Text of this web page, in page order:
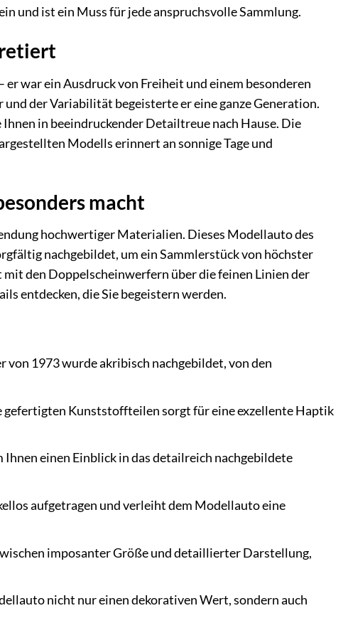
und ist ein Muss für jede anspruchsvolle Sammlung.
war ein Ausdruck von Freiheit und einem besonderen
der Variabilität begeisterte er eine ganze Generation.
in beeindruckender Detailtreue nach Hause. Die
Modells erinnert an sonnige Tage und
macht
hochwertiger Materialien. Dieses Modellauto des
nachgebildet, um ein Sammlerstück von höchster
den Doppelscheinwerfern über die feinen Linien der
entdecken, die Sie begeistern werden.
von 1973 wurde akribisch nachgebildet, von den
Kunststoffteilen sorgt für eine exzellente Haptik
einen Einblick in das detailreich nachgebildete
aufgetragen und verleiht dem Modellauto eine
imposanter Größe und detaillierter Darstellung,
nicht nur einen dekorativen Wert, sondern auch